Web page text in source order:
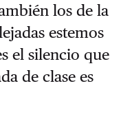
los de la
estemos
el silencio que
de clase es